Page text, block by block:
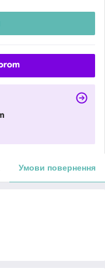
Умови повернення